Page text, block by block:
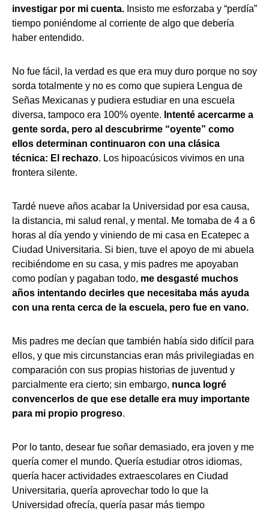
investigar por mi cuenta. Insisto me esforzaba y “perdía”
tiempo poniéndome al corriente de algo que debería
haber entendido.
No fue fácil, la verdad es que era muy duro porque no soy
sorda totalmente y no es como que supiera Lengua de
Señas Mexicanas y pudiera estudiar en una escuela
diversa, tampoco era 100% oyente. Intenté acercarme a
gente sorda, pero al descubrirme “oyente” como
ellos determinan continuaron con una clásica
técnica: El rechazo. Los hipoacúsicos vivimos en una
frontera silente.
Tardé nueve años acabar la Universidad por esa causa,
la distancia, mi salud renal, y mental. Me tomaba de 4 a 6
horas al día yendo y viniendo de mi casa en Ecatepec a
Ciudad Universitaria. Si bien, tuve el apoyo de mi abuela
recibiéndome en su casa, y mis padres me apoyaban
como podían y pagaban todo, me desgasté muchos
años intentando decirles que necesitaba más ayuda
con una renta cerca de la escuela, pero fue en vano.
Mis padres me decían que también había sido difícil para
ellos, y que mis circunstancias eran más privilegiadas en
comparación con sus propias historias de juventud y
parcialmente era cierto; sin embargo, nunca logré
convencerlos de que ese detalle era muy importante
para mi propio progreso.
Por lo tanto, desear fue soñar demasiado, era joven y me
quería comer el mundo. Quería estudiar otros idiomas,
quería hacer actividades extraescolares en Ciudad
Universitaria, quería aprovechar todo lo que la
Universidad ofrecía, quería pasar más tiempo